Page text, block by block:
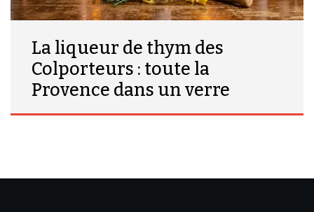
La liqueur de thym des
Colporteurs : toute la
Provence dans un verre